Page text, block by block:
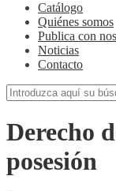
Catálogo
Quiénes somos
Publica con
Noticias
Contacto
Derecho
posesión